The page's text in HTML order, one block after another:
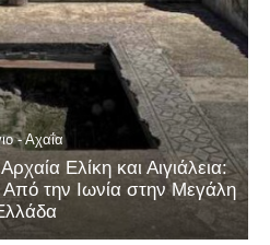
- Αχαΐα
Ελίκη και Αιγιάλεια:
την Ιωνία στην Μεγάλη